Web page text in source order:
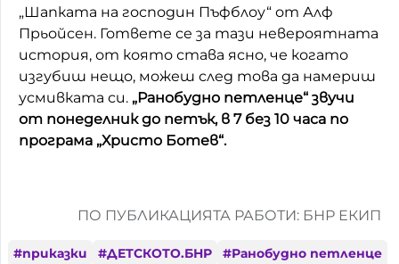
„Шапката на господин Пъфблоу“ от Алф
Прьойсен. Гответе се за тази невероятната
история, от която става ясно, че когато
изгубиш нещо, можеш след това да намериш
усмивката си. „Ранобудно петленце“ звучи
от понеделник до петък, в 7 без 10 часа по
програма „Христо Ботев“.
ПО ПУБЛИКАЦИЯТА РАБОТИ: БНР ЕКИП
#приказки #ДЕТСКОТО.БНР #Ранобудно петленце